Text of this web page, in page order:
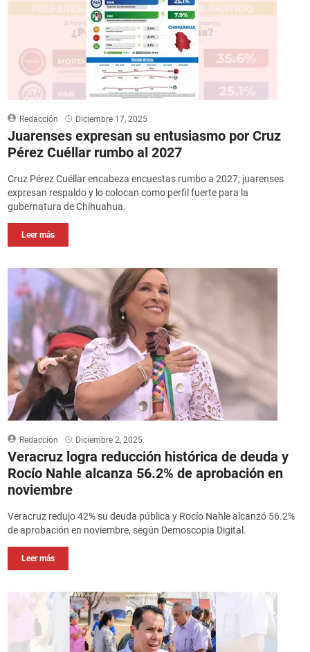
Redacción Diciembre 17, 2025
Juarenses expresan su entusiasmo por Cruz
Pérez Cuéllar rumbo al 2027
Cruz Pérez Cuéllar encabeza encuestas rumbo a 2027; juarenses
expresan respaldo y lo colocan como perfil fuerte para la
gubernatura de Chihuahua.
Leer más
Redacción Diciembre 2, 2025
Veracruz logra reducción histórica de deuda y
Rocío Nahle alcanza 56.2% de aprobación en
noviembre
Veracruz redujo 42% su deuda pública y Rocío Nahle alcanzó 56.2%
de aprobación en noviembre, según Demoscopia Digital.
Leer más